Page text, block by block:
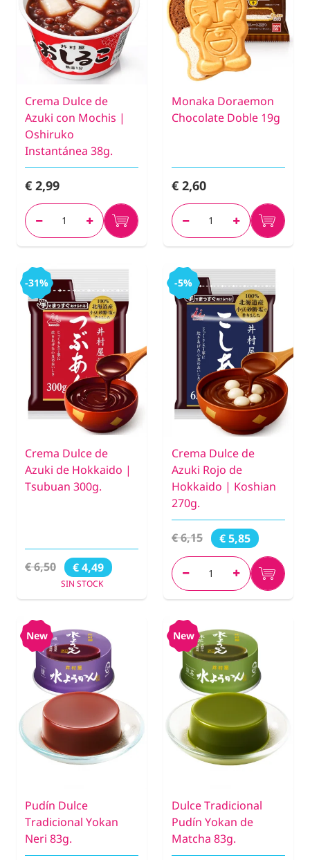
Crema Dulce de
Azuki con Mochis |
Oshiruko
Instantánea 38g.
€ 2,99
Monaka Doraemon
Chocolate Doble 19g
€ 2,60
-31%
Crema Dulce de
Azuki de Hokkaido |
Tsubuan 300g.
€ 6,50 € 4,49
SIN STOCK
-5%
Crema Dulce de
Azuki Rojo de
Hokkaido | Koshian
270g.
€ 6,15 € 5,85
New
Pudín Dulce
Tradicional Yokan
Neri 83g.
New
Dulce Tradicional
Pudín Yokan de
Matcha 83g.